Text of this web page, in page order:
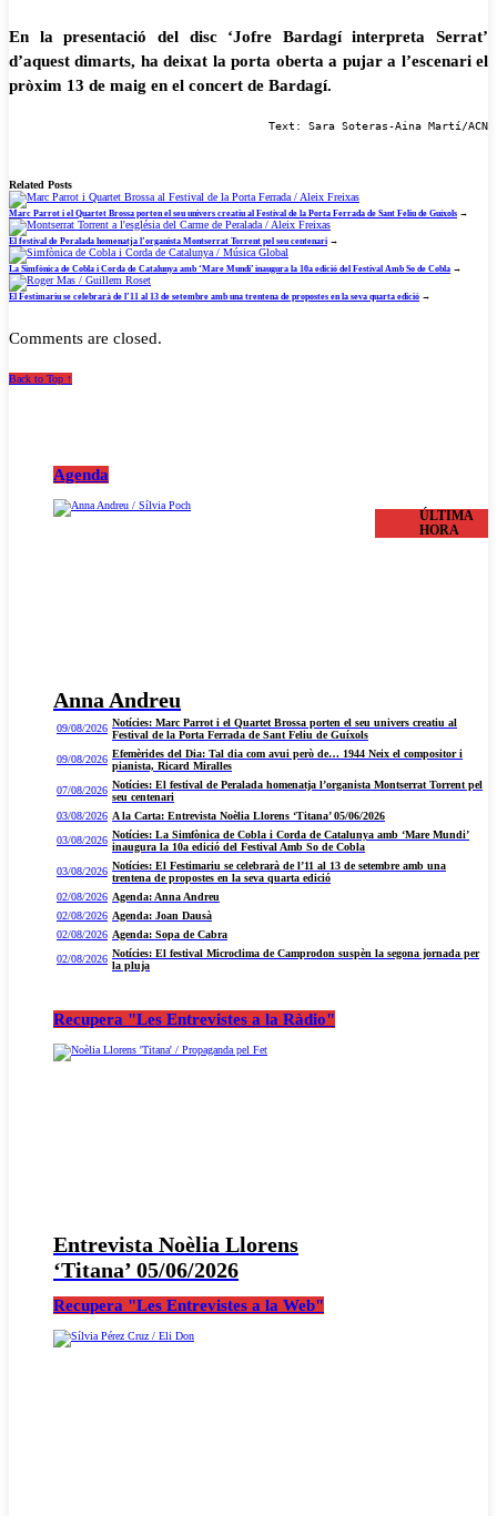
En la presentació del disc ‘Jofre Bardagí interpreta Serrat’
d’aquest dimarts, ha deixat la porta oberta a pujar a l’escenari el
pròxim 13 de maig en el concert de Bardagí.
Text: Sara Soteras-Aina Martí/ACN
Related Posts
Marc Parrot i el Quartet Brossa porten el seu univers creatiu al Festival de la Porta Ferrada de Sant Feliu de Guíxols →
El festival de Peralada homenatja l’organista Montserrat Torrent pel seu centenari →
La Simfònica de Cobla i Corda de Catalunya amb ‘Mare Mundi’ inaugura la 10a edició del Festival Amb So de Cobla →
El Festimariu se celebrarà de l’11 al 13 de setembre amb una trentena de propostes en la seva quarta edició →
Comments are closed.
Back to Top ↑
Agenda
Anna Andreu
ÚLTIMA
HORA
09/08/2026 Notícies: Marc Parrot i el Quartet Brossa porten el seu univers creatiu al
Festival de la Porta Ferrada de Sant Feliu de Guíxols
09/08/2026 Efemèrides del Dia: Tal dia com avui però de… 1944 Neix el compositor i
pianista, Ricard Miralles
07/08/2026 Notícies: El festival de Peralada homenatja l’organista Montserrat Torrent pel
seu centenari
03/08/2026 A la Carta: Entrevista Noèlia Llorens ‘Titana’ 05/06/2026
03/08/2026 Notícies: La Simfònica de Cobla i Corda de Catalunya amb ‘Mare Mundi’
inaugura la 10a edició del Festival Amb So de Cobla
03/08/2026 Notícies: El Festimariu se celebrarà de l’11 al 13 de setembre amb una
trentena de propostes en la seva quarta edició
02/08/2026 Agenda: Anna Andreu
02/08/2026 Agenda: Joan Dausà
02/08/2026 Agenda: Sopa de Cabra
02/08/2026 Notícies: El festival Microclima de Camprodon suspèn la segona jornada per
la pluja
Recupera "Les Entrevistes a la Ràdio"
Entrevista Noèlia Llorens
‘Titana’ 05/06/2026
Recupera "Les Entrevistes a la Web"